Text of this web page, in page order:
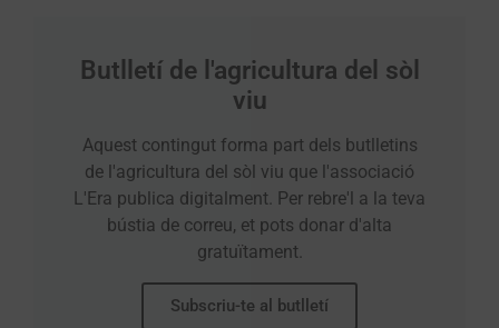
Butlletí de l'agricultura del sòl
viu
Aquest contingut forma part dels butlletins
de l'agricultura del sòl viu que l'associació
L'Era publica digitalment. Per rebre'l a la teva
bústia de correu, et pots donar d'alta
gratuïtament.
Subscriu-te al butlletí